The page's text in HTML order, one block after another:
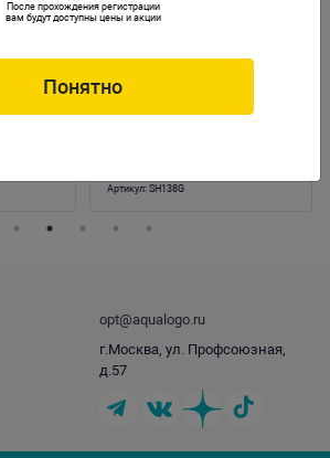
Артикул: SH138G
opt@aqualogo.ru
г.Москва, ул. Профсоюзная,
д.57
После прохождения регистрации
вам будут доступны цены и акции
Понятно